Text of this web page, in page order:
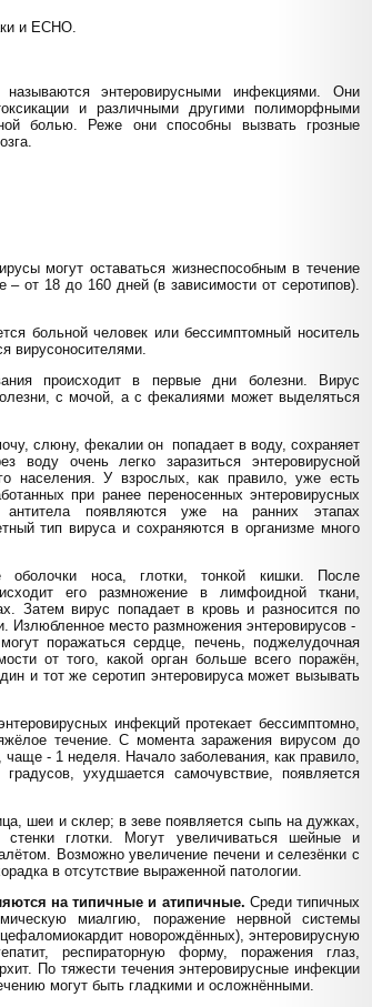
и ECHO.
энтеровирусными инфекциями. Они
и различными другими полиморфными
болью. Реже они способны вызвать грозные
могут оставаться жизнеспособным в течение
от 18 до 160 дней (в зависимости от серотипов).
больной человек или бессимптомный носитель
вирусоносителями.
происходит в первые дни болезни. Вирус
с мочой, а с фекалиями может выделяться
слюну, фекалии он попадает в воду, сохраняет
воду очень легко заразиться энтеровирусной
населения. У взрослых, как правило, уже есть
при ранее переносенных энтеровирусных
появляются уже на ранних этапах
тип вируса и сохраняются в организме много
носа, глотки, тонкой кишки. После
его размножение в лимфоидной ткани,
Затем вирус попадает в кровь и разносится по
Излюбленное место размножения энтеровирусов -
поражаться сердце, печень, поджелудочная
от того, какой орган больше всего поражён,
и тот же серотип энтеровируса может вызывать
инфекций протекает бессимптомно,
течение. С момента заражения вирусом до
- 1 неделя. Начало заболевания, как правило,
ухудшается самочувствие, появляется
шеи и склер; в зеве появляется сыпь на дужках,
глотки. Могут увеличиваться шейные и
Возможно увеличение печени и селезёнки с
в отсутствие выраженной патологии.
на типичные и атипичные. Среди типичных
миалгию, поражение нервной системы
новорождённых), энтеровирусную
респираторную форму, поражения глаз,
По тяжести течения энтеровирусные инфекции
могут быть гладкими и осложнёнными.